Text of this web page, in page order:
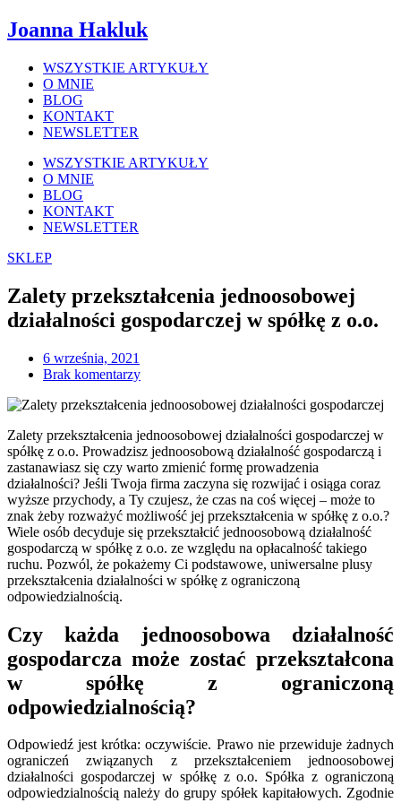
Joanna Hakluk
WSZYSTKIE ARTYKUŁY
O MNIE
BLOG
KONTAKT
NEWSLETTER
WSZYSTKIE ARTYKUŁY
O MNIE
BLOG
KONTAKT
NEWSLETTER
SKLEP
Zalety przekształcenia jednoosobowej
działalności gospodarczej w spółkę z o.o.
6 września, 2021
Brak komentarzy
Zalety przekształcenia jednoosobowej działalności gospodarczej w
spółkę z o.o. Prowadzisz jednoosobową działalność gospodarczą i
zastanawiasz się czy warto zmienić formę prowadzenia
działalności? Jeśli Twoja firma zaczyna się rozwijać i osiąga coraz
wyższe przychody, a Ty czujesz, że czas na coś więcej – może to
znak żeby rozważyć możliwość jej przekształcenia w spółkę z o.o.?
Wiele osób decyduje się przekształcić jednoosobową działalność
gospodarczą w spółkę z o.o. ze względu na opłacalność takiego
ruchu. Pozwól, że pokażemy Ci podstawowe, uniwersalne plusy
przekształcenia działalności w spółkę z ograniczoną
odpowiedzialnością.
Czy każda jednoosobowa działalność
gospodarcza może zostać przekształcona
w spółkę z ograniczoną
odpowiedzialnością?
Odpowiedź jest krótka: oczywiście. Prawo nie przewiduje żadnych
ograniczeń związanych z przekształceniem jednoosobowej
działalności gospodarczej w spółkę z o.o. Spółka z ograniczoną
odpowiedzialnością należy do grupy spółek kapitałowych. Zgodnie